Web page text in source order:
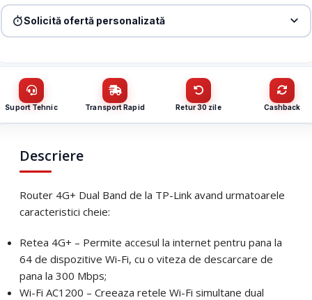
CUI
Telefon*
Solicită ofertă personalizată
Nume / firmă
Email
Telefon *
Suport Tehnic Transport Rapid Retur 30 zile Cashback
Descriere
Router 4G+ Dual Band de la TP-Link avand urmatoarele
caracteristici cheie:
Retea 4G+ – Permite accesul la internet pentru pana la
64 de dispozitive Wi-Fi, cu o viteza de descarcare de
pana la 300 Mbps;
Wi-Fi AC1200 – Creeaza retele Wi-Fi simultane dual